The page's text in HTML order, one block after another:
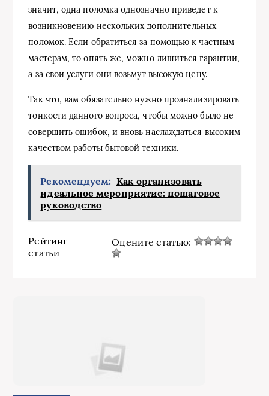
значит, одна поломка однозначно приведет к
возникновению нескольких дополнительных
поломок. Если обратиться за помощью к частным
мастерам, то опять же, можно лишиться гарантии,
а за свои услуги они возьмут высокую цену.
Так что, вам обязательно нужно проанализировать
тонкости данного вопроса, чтобы можно было не
совершить ошибок, и вновь наслаждаться высоким
качеством работы бытовой техники.
Рекомендуем: Как организовать
идеальное мероприятие: пошаговое
руководство
Рейтинг
статьи
Оцените статью: